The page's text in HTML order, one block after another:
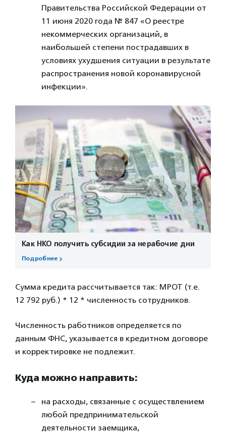
Правительства Российской Федерации от
11 июня 2020 года № 847 «О реестре
некоммерческих организаций, в
наибольшей степени пострадавших в
условиях ухудшения ситуации в результате
распространения новой коронавирусной
инфекции».
Как НКО получить субсидии за нерабочие дни
Подробнее
Сумма кредита рассчитывается так: МРОТ (т.е.
12 792 руб.) * 12 * численность сотрудников.
Численность работников определяется по
данным ФНС, указывается в кредитном договоре
и корректировке не подлежит.
Куда можно направить:
на расходы, связанные с осуществлением
любой предпринимательской
деятельности заемщика,